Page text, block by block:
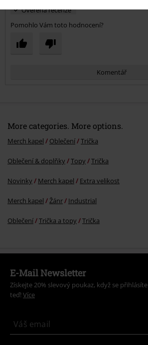
Ověřená recenze
Pomohlo Vám toto hodnocení?
Komentář
More categories. More options.
Merch kapel Oblečení Trička
Oblečení & doplňky Topy Trička
Novinky Merch kapel Extra velikost
Merch kapel Žánr Industrial
Oblečení Trička a topy Trička
E-Mail Newsletter
Získejte 20% slevový poukaz, když se přihlásíte
teď! Více